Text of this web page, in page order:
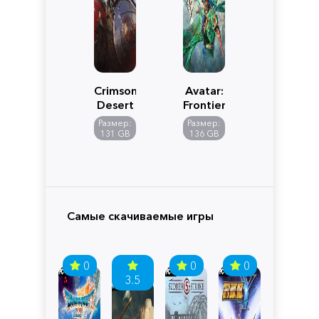
Crimson
Desert
Размер:
131 GB
Avatar:
Frontiers
of
Pandora
Размер:
136 GB
Самые скачиваемые игры
0
3.5
0 0